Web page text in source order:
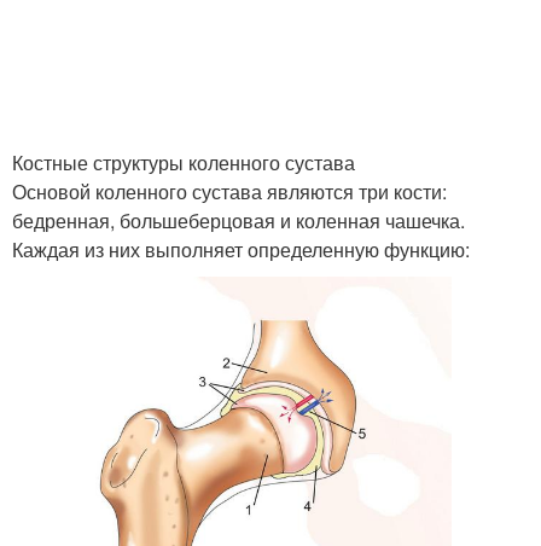
Костные структуры коленного сустава
Основой коленного сустава являются три кости:
бедренная, большеберцовая и коленная чашечка.
Каждая из них выполняет определенную функцию: